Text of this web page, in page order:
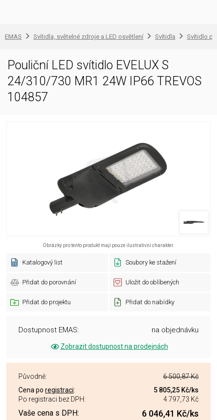
EMAS Svítidla, světelné zdroje a LED osvětlení Svítidla Svítidlo
Pouliční LED svítidlo EVELUX S
24/310/730 MR1 24W IP66 TREVOS
104857
Obrázky pro tento produkt mají pouze ilustrativní charakter.
Katalogový list Soubory ke stažení
Přidat do porovnání Uložit do oblíbených
Přidat do projektu Přidat do nabídky
Dostupnost EMAS: na objednávku
Zobrazit dostupnost na prodejnách
Původně:
6 500,87 Kč
Cena po registraci: 5 805,25 Kč/ks
Po registraci bez DPH:
4 797,73 Kč
Vaše cena s DPH: 6 046,41 Kč/ks